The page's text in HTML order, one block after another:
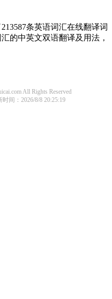
条英语词汇在线翻译词
的中英文双语翻译及用法，
All Rights Reserved
间：2026/8/8 20:25:19